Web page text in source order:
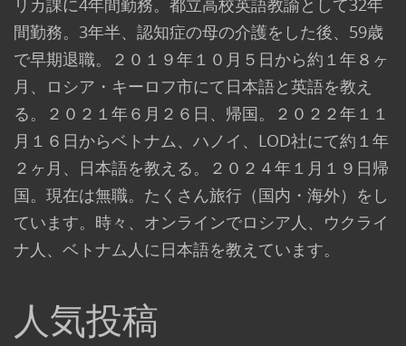
リカ課に4年間勤務。都立高校英語教諭として32年
間勤務。3年半、認知症の母の介護をした後、59歳
で早期退職。２０１９年１０月５日から約１年８ヶ
月、ロシア・キーロフ市にて日本語と英語を教え
る。２０２１年６月２６日、帰国。２０２２年１１
月１６日からベトナム、ハノイ、LOD社にて約１年
２ヶ月、日本語を教える。２０２４年１月１９日帰
国。現在は無職。たくさん旅行（国内・海外）をし
ています。時々、オンラインでロシア人、ウクライ
ナ人、ベトナム人に日本語を教えています。
人気投稿